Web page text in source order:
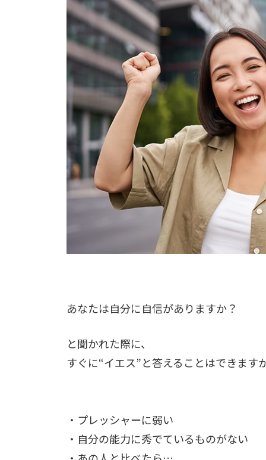
あなたは自分に自信がありますか？
と聞かれた際に、
すぐに“イエス”と答えることはできます
・プレッシャーに弱い
・自分の能力に秀でているものがない